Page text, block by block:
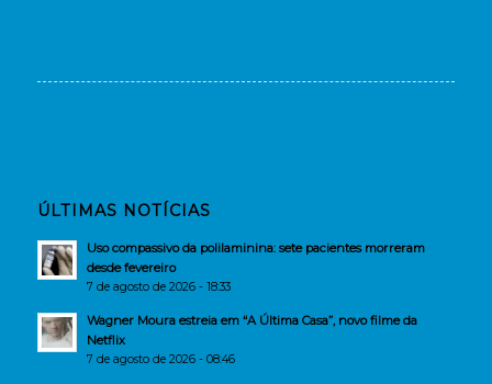
ÚLTIMAS NOTÍCIAS
Uso compassivo da polilaminina: sete pacientes morreram
desde fevereiro
7 de agosto de 2026 - 18:33
Wagner Moura estreia em “A Última Casa”, novo filme da
Netflix
7 de agosto de 2026 - 08:46